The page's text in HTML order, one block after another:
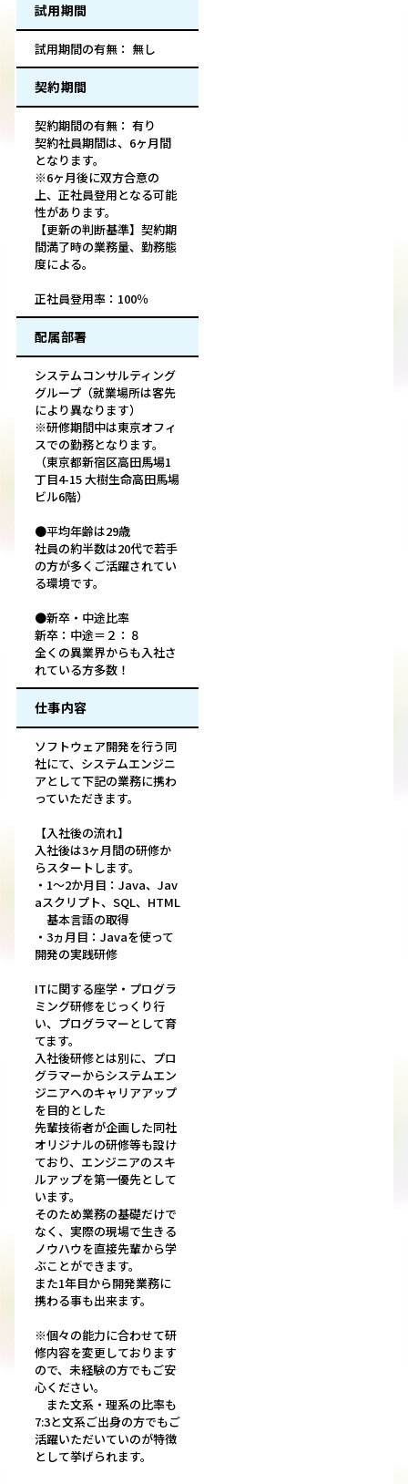
試用期間
試用期間の有無： 無し
契約期間
契約期間の有無： 有り
契約社員期間は、6ヶ月間
となります。
※6ヶ月後に双方合意の
上、正社員登用となる可能
性があります。
【更新の判断基準】契約期
間満了時の業務量、勤務態
度による。
正社員登用率：100％
配属部署
システムコンサルティング
グループ（就業場所は客先
により異なります）
※研修期間中は東京オフィ
スでの勤務となります。
（東京都新宿区高田馬場1
丁目4-15 大樹生命高田馬場
ビル6階）
●平均年齢は29歳
社員の約半数は20代で若手
の方が多くご活躍されてい
る環境です。
●新卒・中途比率
新卒：中途＝２：８
全くの異業界からも入社さ
れている方多数！
仕事内容
ソフトウェア開発を行う同
社にて、システムエンジニ
アとして下記の業務に携わ
っていただきます。
【入社後の流れ】
入社後は3ヶ月間の研修か
らスタートします。
・1～2か月目：Java、Jav
aスクリプト、SQL、HTML
基本言語の取得
・3ヵ月目：Javaを使って
開発の実践研修
ITに関する座学・プログラ
ミング研修をじっくり行
い、プログラマーとして育
てます。
入社後研修とは別に、プロ
グラマーからシステムエン
ジニアへのキャリアアップ
を目的とした
先輩技術者が企画した同社
オリジナルの研修等も設け
ており、エンジニアのスキ
ルアップを第一優先として
います。
そのため業務の基礎だけで
なく、実際の現場で生きる
ノウハウを直接先輩から学
ぶことができます。
また1年目から開発業務に
携わる事も出来ます。
※個々の能力に合わせて研
修内容を変更しております
ので、未経験の方でもご安
心ください。
また文系・理系の比率も
7:3と文系ご出身の方でもご
活躍いただいていのが特徴
として挙げられます。